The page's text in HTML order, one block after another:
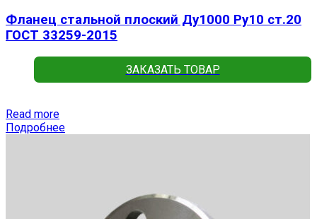
Фланец стальной плоский Ду1000 Ру10 ст.20
ГОСТ 33259-2015
ЗАКАЗАТЬ ТОВАР
Read more
Подробнее